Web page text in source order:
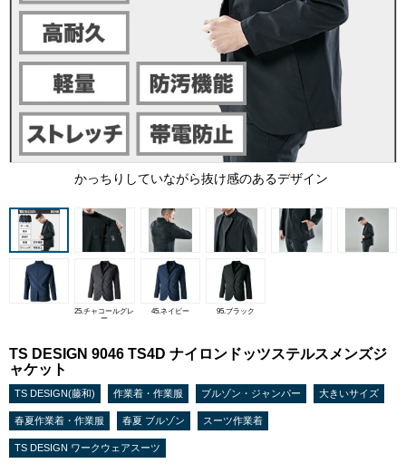
かっちりしていながら抜け感のあるデザイン
25.チャコールグレ
ー
45.ネイビー 95.ブラック
TS DESIGN 9046 TS4D ナイロンドッツステルスメンズジ
ャケット
TS DESIGN(藤和) 作業着・作業服 ブルゾン・ジャンパー 大きいサイズ
春夏作業着・作業服 春夏 ブルゾン スーツ作業着
TS DESIGN ワークウェアスーツ